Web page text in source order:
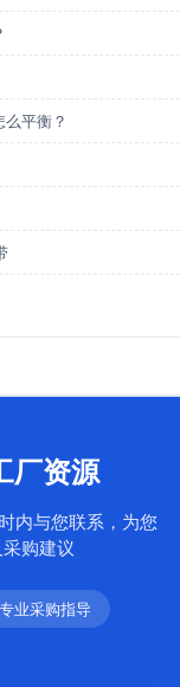
平衡？
厂资源
内与您联系，为您
购建议
专业采购指导